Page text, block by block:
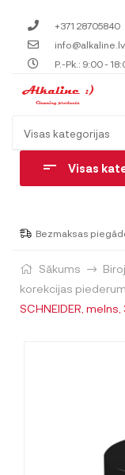
+371 28705840
info@alkaline.lv
P.-Pk.: 9:00 -
Visas
Bezmaksas
Sākums
korekcijas
SCHNEIDER,